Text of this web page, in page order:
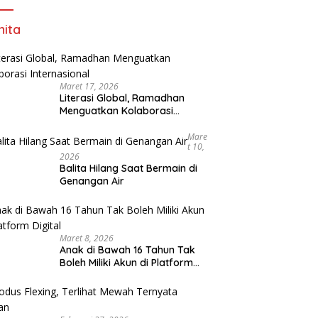
Maret 17, 2026
Literasi Global, Ramadhan
Menguatkan Kolaborasi
Mare
T 10,
2026
Balita Hilang Saat Bermain di
Genangan Air
Maret 8, 2026
Anak di Bawah 16 Tahun Tak
Boleh Miliki Akun di Platform